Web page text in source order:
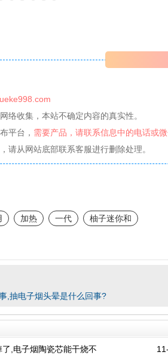
络收集，本站不确定内容的真实性。
平台， 需要产品，请联系信息中的电话或
请从网站底部联系客服进行删除处理。
加热 一代 柚子迷你和
,抽电子烟头晕是什么回事?
,电子烟陶瓷芯能干烧不